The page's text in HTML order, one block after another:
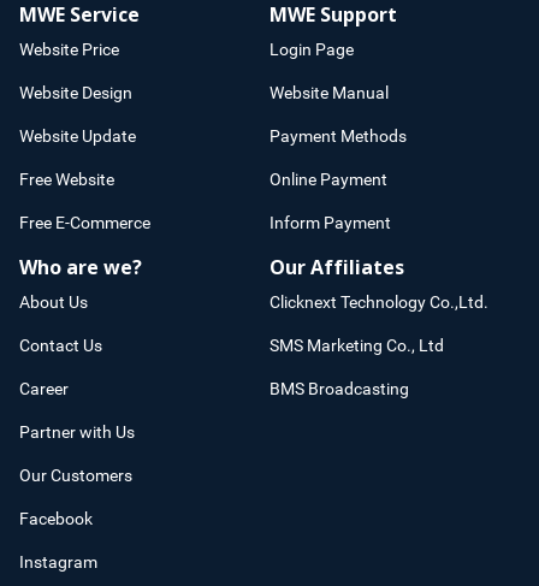
MWE Service
Website Price
Website Design
Website Update
Free Website
Free E-Commerce
MWE Support
Login Page
Website Manual
Payment Methods
Online Payment
Inform Payment
Who are we?
About Us
Contact Us
Career
Partner with Us
Our Customers
Facebook
Instagram
Our Affiliates
Clicknext Technology Co.,Ltd.
SMS Marketing Co., Ltd
BMS Broadcasting